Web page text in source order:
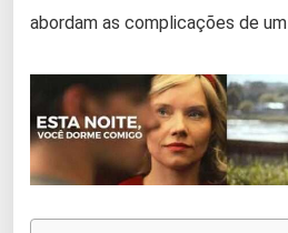
abordam as complicações de um